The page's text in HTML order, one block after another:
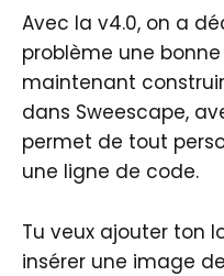
Avec la v4.0, on a
problème une
maintenant
dans Sweescape,
permet de tout
une ligne de code.
Tu veux ajouter ton
insérer une image